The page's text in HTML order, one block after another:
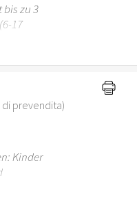
bis zu 3
17
unter 6
prevendita)
Kinder